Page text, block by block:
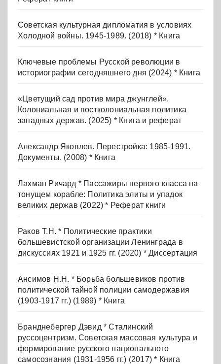
Советская культурная дипломатия в условиях
Холодной войны. 1945-1989. (2018) * Книга
Ключевые проблемы Русской революции в
историографии сегодняшнего дня (2024) * Книга
«Цветущий сад против мира джунглей».
Колониальная и постколониальная политика
западных держав. (2025) * Книга и реферат
Александр Яковлев. Перестройка: 1985-1991.
Документы. (2008) * Книга
Лахман Ричард * Пассажиры первого класса на
тонущем корабле: Политика элиты и упадок
великих держав (2022) * Реферат книги
Раков Т.Н. * Политические практики
большевистской организации Ленинграда в
дискуссиях 1921 и 1925 гг. (2020) * Диссертация
Ансимов Н.Н. * Борьба большевиков против
политической тайной полиции самодержавия
(1903-1917 гг.) (1989) * Книга
Бранднебергер Дэвид * Сталинский
руссоцентризм. Советская массовая культура и
формирование русского национального
самосознания (1931-1956 гг.) (2017) * Книга